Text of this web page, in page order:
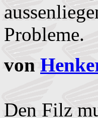
Probleme.
von
Den Filz